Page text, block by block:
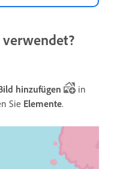
hinzufügen
in
Sie Elemente.